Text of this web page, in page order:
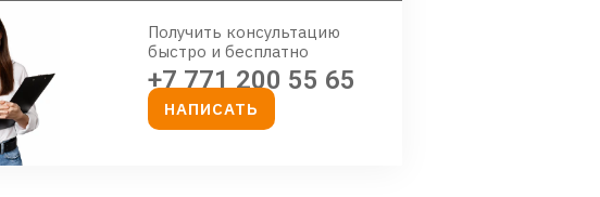
Получить консультацию
быстро и бесплатно
+7 771 200 55 65
НАПИСАТЬ